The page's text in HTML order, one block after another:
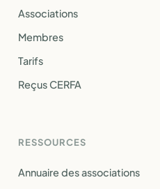
Associations
Membres
Tarifs
Reçus CERFA
RESSOURCES
Annuaire des associations